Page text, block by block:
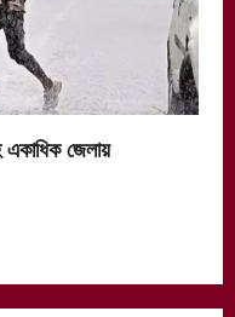
একাধিক জেলায়